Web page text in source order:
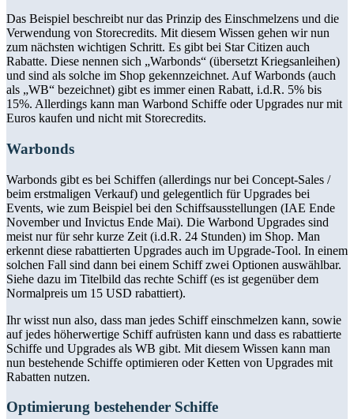
Das Beispiel beschreibt nur das Prinzip des Einschmelzens und die
Verwendung von Storecredits. Mit diesem Wissen gehen wir nun
zum nächsten wichtigen Schritt. Es gibt bei Star Citizen auch
Rabatte. Diese nennen sich „Warbonds“ (übersetzt Kriegsanleihen)
und sind als solche im Shop gekennzeichnet. Auf Warbonds (auch
als „WB“ bezeichnet) gibt es immer einen Rabatt, i.d.R. 5% bis
15%. Allerdings kann man Warbond Schiffe oder Upgrades nur mit
Euros kaufen und nicht mit Storecredits.
Warbonds
Warbonds gibt es bei Schiffen (allerdings nur bei Concept-Sales /
beim erstmaligen Verkauf) und gelegentlich für Upgrades bei
Events, wie zum Beispiel bei den Schiffsausstellungen (IAE Ende
November und Invictus Ende Mai). Die Warbond Upgrades sind
meist nur für sehr kurze Zeit (i.d.R. 24 Stunden) im Shop. Man
erkennt diese rabattierten Upgrades auch im Upgrade-Tool. In einem
solchen Fall sind dann bei einem Schiff zwei Optionen auswählbar.
Siehe dazu im Titelbild das rechte Schiff (es ist gegenüber dem
Normalpreis um 15 USD rabattiert).
Ihr wisst nun also, dass man jedes Schiff einschmelzen kann, sowie
auf jedes höherwertige Schiff aufrüsten kann und dass es rabattierte
Schiffe und Upgrades als WB gibt. Mit diesem Wissen kann man
nun bestehende Schiffe optimieren oder Ketten von Upgrades mit
Rabatten nutzen.
Optimierung bestehender Schiffe